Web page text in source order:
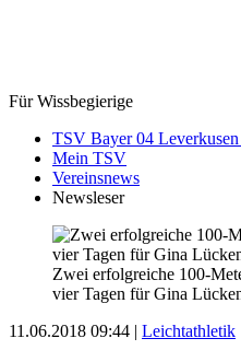
Für Wissbegierige
TSV Bayer 04 Leverkusen
Mein TSV
Vereinsnews
Newsleser
Zwei erfolgreiche 100-
vier Tagen für Gina
11.06.2018 09:44 | Leichtathletik